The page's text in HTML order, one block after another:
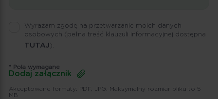
Dodaj załącznik
Akceptowane formaty: PDF, JPG. Maksymalny rozmiar pliku to 5
MB
Wyrażam zgodę na przetwarzanie moich danych
osobowych (pełna treść klauzuli informacyjnej dostępna
TUTAJ ).
* Pola wymagane